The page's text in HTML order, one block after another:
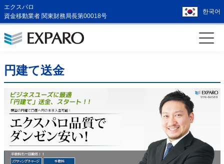
エクスパロ
資金移動業者 関東財務局長第00018号
한국어
円建て送金